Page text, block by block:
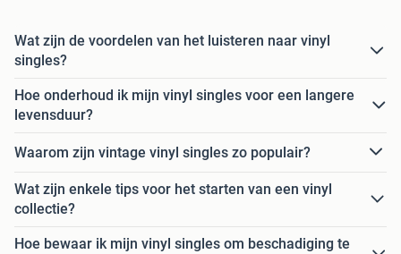
Wat zijn de voordelen van het luisteren naar vinyl
singles?
Hoe onderhoud ik mijn vinyl singles voor een langere
levensduur?
Waarom zijn vintage vinyl singles zo populair?
Wat zijn enkele tips voor het starten van een vinyl
collectie?
Hoe bewaar ik mijn vinyl singles om beschadiging te